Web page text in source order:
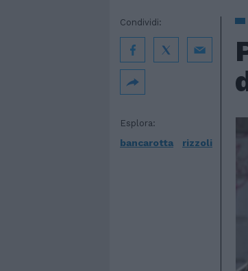
Esplora:
bancarotta rizzoli
Condividi: